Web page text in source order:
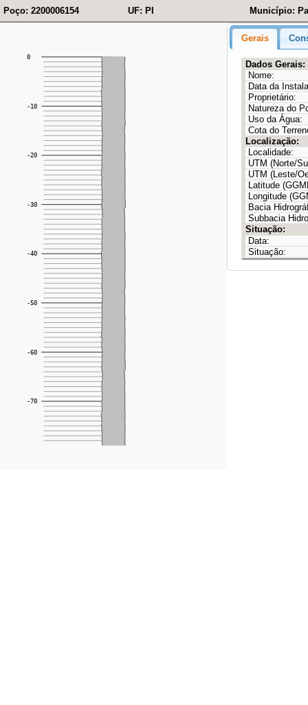
Poço: 2200006154 UF: PI Município:
Gerais
Dados Gerais:
Nome:
Data da
Proprietário:
Natureza do
Uso da Água:
Cota do
Localização:
Localidade:
UTM (Norte/
UTM (Leste/
Latitude
Longitude
Bacia
Subbacia
Situação:
Data:
Situação: